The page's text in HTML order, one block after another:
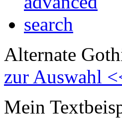
Alternate
zur Auswahl
Mein